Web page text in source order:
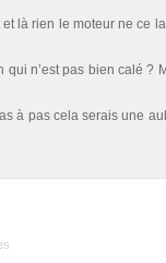
là rien le moteur ne ce
n’est pas bien calé ?
à pas cela serais une